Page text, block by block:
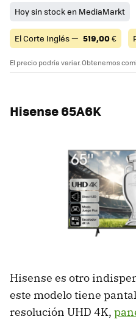
Hoy sin stock en MediaMarkt
El Corte Inglés — 519,00€
El precio podría variar. Obtenemos
Hisense 65A6K
Hisense es otro
este modelo tiene
resolución UHD 4K,